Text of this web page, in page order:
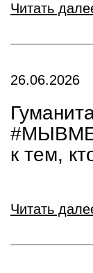
Читать
26.06.2026
к тем,
Читать